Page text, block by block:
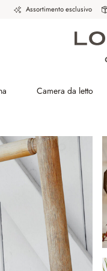
Assortimento esclusivo
Camera da letto